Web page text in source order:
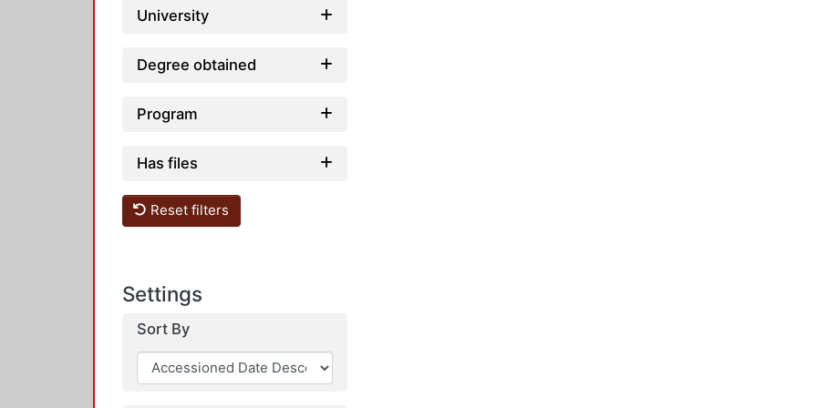
University
Degree obtained
Program
Has files
Reset filters
Settings
Sort By